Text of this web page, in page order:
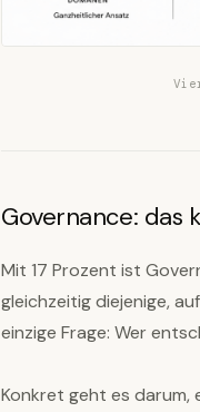
Governance: das
Mit 17 Prozent ist
gleichzeitig diejenige,
einzige Frage: Wer
Konkret geht es darum,